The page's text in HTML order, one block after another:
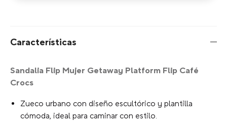
Características
Sandalia Flip Mujer Getaway Platform Flip Café
Crocs
Zueco urbano con diseño escultórico y plantilla
cómoda, ideal para caminar con estilo.